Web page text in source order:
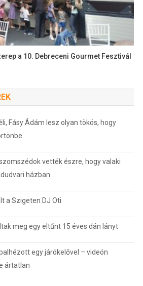
a 10. Debreceni Gourmet Fesztivál
Fásy Ádám lesz olyan tökös, hogy
vették észre, hogy valaki
házban
a Szigeten DJ Oti
meg egy eltűnt 15 éves dán lányt
egy járókelővel – videón
ártatlan